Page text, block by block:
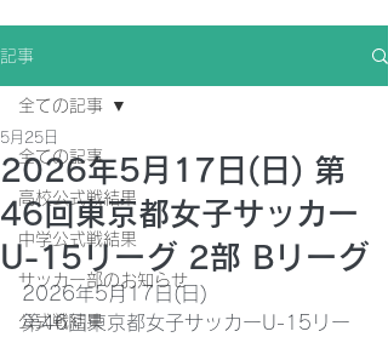
記事
全ての記事
高校公式戦結果
中学公式戦結果
サッカー部のお知らせ
公式戦結果
全ての記事
2026年5月17日(日) 第
46回東京都女子サッカー
U-15リーグ 2部 Bリーグ
5月25日
2026年5月17日(日)
第46回東京都女子サッカーU-15リー